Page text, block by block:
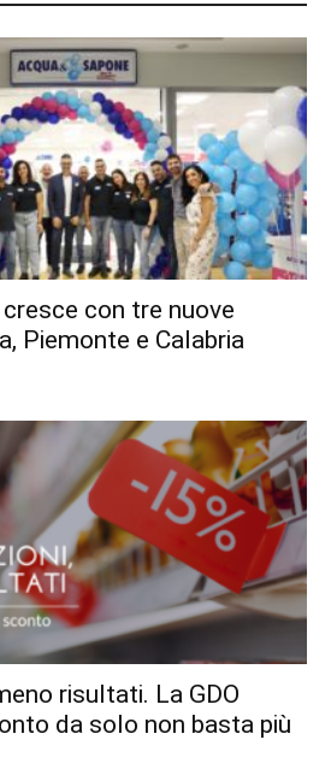
con tre nuove
Piemonte e Calabria
risultati. La GDO
da solo non basta più